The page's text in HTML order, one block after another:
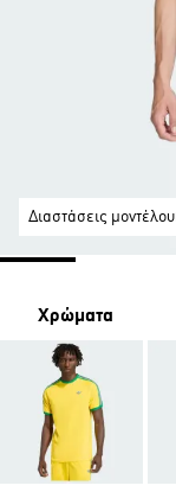
Διαστάσεις μοντέλου
Χρώματα